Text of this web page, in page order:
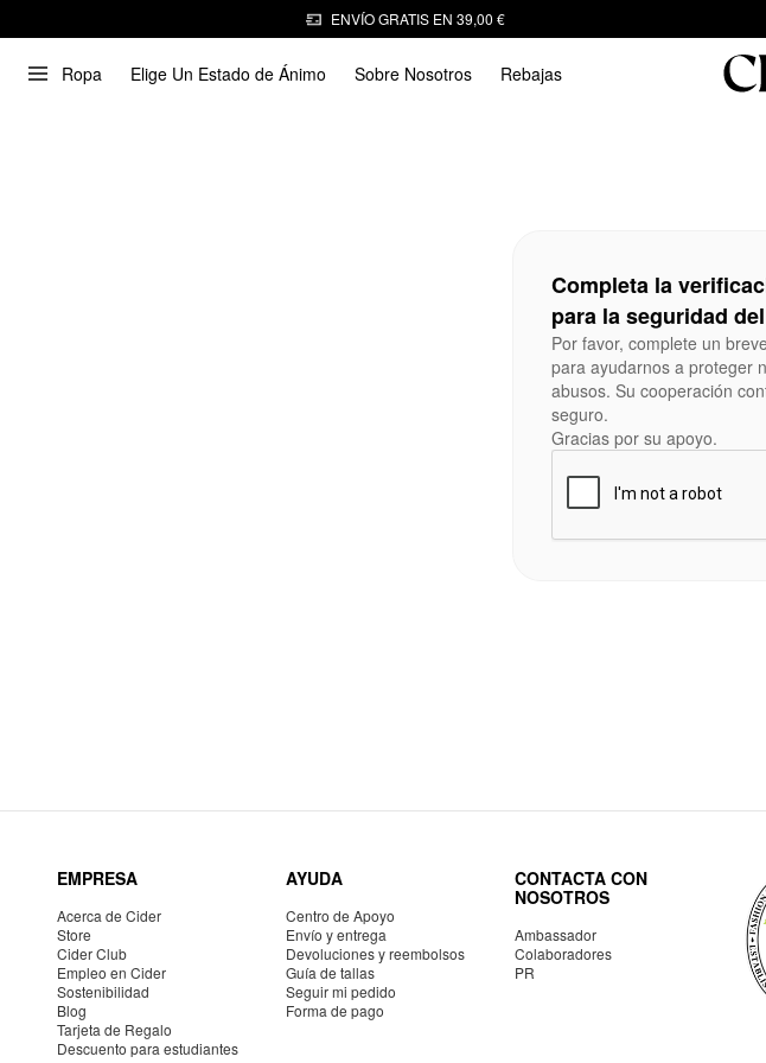
ENVÍO GRATIS EN 39,00 €
Ropa Elige Un Estado de Ánimo Sobre Nosotros Rebajas
Completa la
para la seguridad
Por favor, complete un
para ayudarnos a proteger
abusos. Su cooperación
seguro.
Gracias por su apoyo.
EMPRESA
Acerca de Cider
Store
Cider Club
Empleo en Cider
Sostenibilidad
Blog
Tarjeta de Regalo
Descuento para estudiantes
AYUDA
Centro de Apoyo
Envío y entrega
Devoluciones y reembolsos
Guía de tallas
Seguir mi pedido
Forma de pago
CONTACTA CON
NOSOTROS
Ambassador
Colaboradores
PR